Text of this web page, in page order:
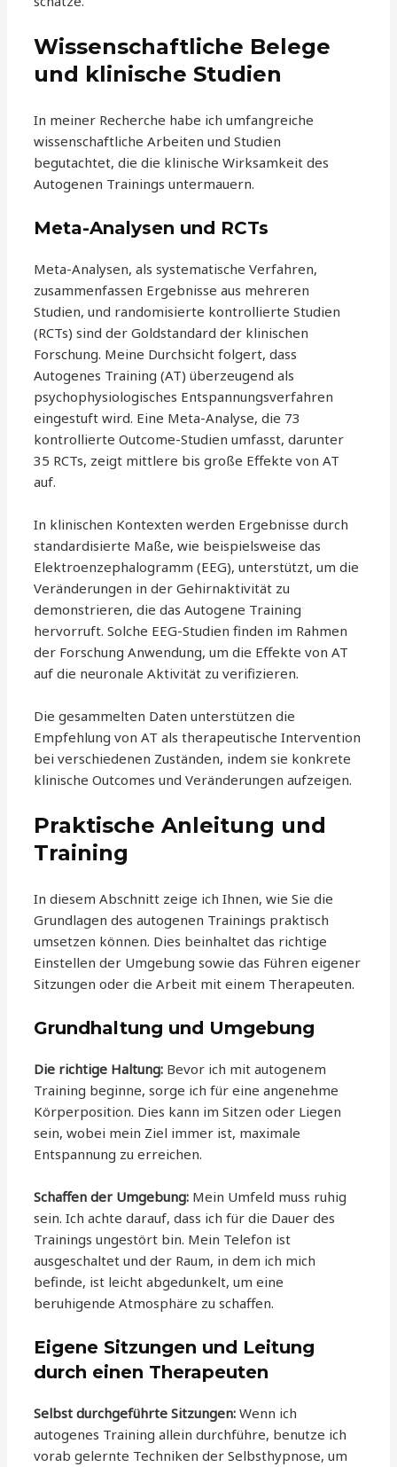
Wissenschaftliche Belege
und klinische Studien
In meiner Recherche habe ich umfangreiche
wissenschaftliche Arbeiten und Studien
begutachtet, die die klinische Wirksamkeit des
Autogenen Trainings untermauern.
Meta-Analysen und RCTs
Meta-Analysen, als systematische Verfahren,
zusammenfassen Ergebnisse aus mehreren
Studien, und randomisierte kontrollierte Studien
(RCTs) sind der Goldstandard der klinischen
Forschung. Meine Durchsicht folgert, dass
Autogenes Training (AT) überzeugend als
psychophysiologisches Entspannungsverfahren
eingestuft wird. Eine Meta-Analyse, die 73
kontrollierte Outcome-Studien umfasst, darunter
35 RCTs, zeigt mittlere bis große Effekte von AT
auf.
In klinischen Kontexten werden Ergebnisse durch
standardisierte Maße, wie beispielsweise das
Elektroenzephalogramm (EEG), unterstützt, um die
Veränderungen in der Gehirnaktivität zu
demonstrieren, die das Autogene Training
hervorruft. Solche EEG-Studien finden im Rahmen
der Forschung Anwendung, um die Effekte von AT
auf die neuronale Aktivität zu verifizieren.
Die gesammelten Daten unterstützen die
Empfehlung von AT als therapeutische Intervention
bei verschiedenen Zuständen, indem sie konkrete
klinische Outcomes und Veränderungen aufzeigen.
Praktische Anleitung und
Training
In diesem Abschnitt zeige ich Ihnen, wie Sie die
Grundlagen des autogenen Trainings praktisch
umsetzen können. Dies beinhaltet das richtige
Einstellen der Umgebung sowie das Führen eigener
Sitzungen oder die Arbeit mit einem Therapeuten.
Grundhaltung und Umgebung
Die richtige Haltung: Bevor ich mit autogenem
Training beginne, sorge ich für eine angenehme
Körperposition. Dies kann im Sitzen oder Liegen
sein, wobei mein Ziel immer ist, maximale
Entspannung zu erreichen.
Schaffen der Umgebung: Mein Umfeld muss ruhig
sein. Ich achte darauf, dass ich für die Dauer des
Trainings ungestört bin. Mein Telefon ist
ausgeschaltet und der Raum, in dem ich mich
befinde, ist leicht abgedunkelt, um eine
beruhigende Atmosphäre zu schaffen.
Eigene Sitzungen und Leitung
durch einen Therapeuten
Selbst durchgeführte Sitzungen: Wenn ich
autogenes Training allein durchführe, benutze ich
vorab gelernte Techniken der Selbsthypnose, um